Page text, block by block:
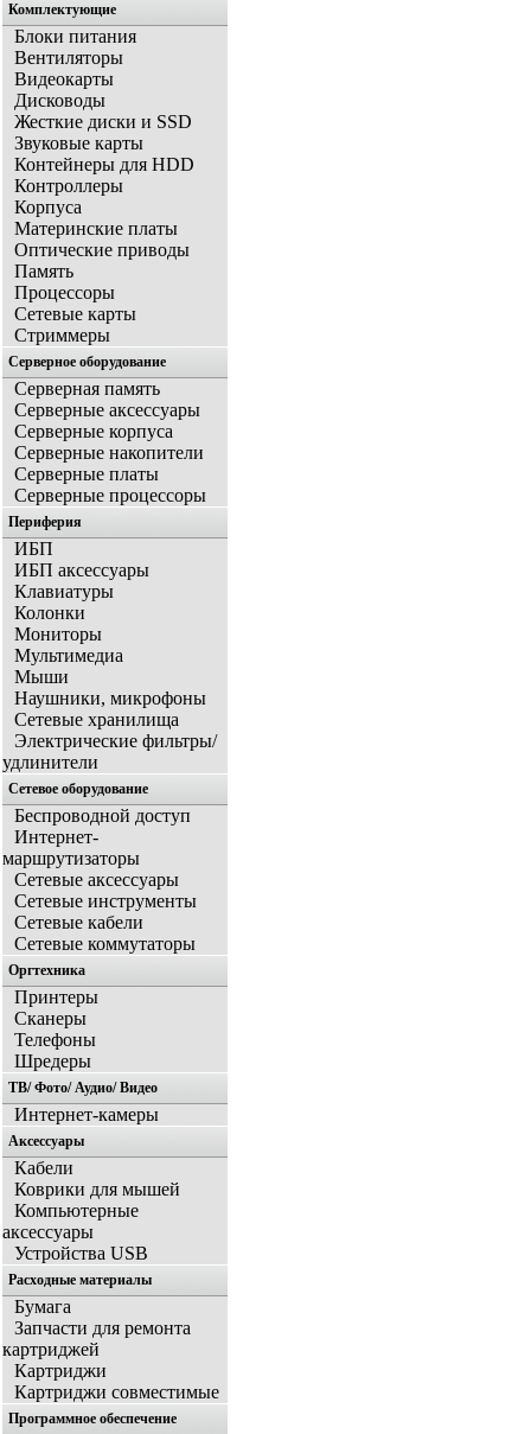
Комплектующие
Блоки питания
Вентиляторы
Видеокарты
Дисководы
Жесткие диски и SSD
Звуковые карты
Контейнеры для HDD
Контроллеры
Корпуса
Материнские платы
Оптические приводы
Память
Процессоры
Сетевые карты
Стриммеры
Серверное оборудование
Серверная память
Серверные аксессуары
Серверные корпуса
Серверные накопители
Серверные платы
Серверные процессоры
Периферия
ИБП
ИБП аксессуары
Клавиатуры
Колонки
Мониторы
Мультимедиа
Мыши
Наушники, микрофоны
Сетевые хранилища
Электрические фильтры/
удлинители
Сетевое оборудование
Беспроводной доступ
Интернет-
маршрутизаторы
Сетевые аксессуары
Сетевые инструменты
Сетевые кабели
Сетевые коммутаторы
Оргтехника
Принтеры
Сканеры
Телефоны
Шредеры
ТВ/ Фото/ Аудио/ Видео
Интернет-камеры
Аксессуары
Кабели
Коврики для мышей
Компьютерные
аксессуары
Устройства USB
Расходные материалы
Бумага
Запчасти для ремонта
картриджей
Картриджи
Картриджи совместимые
Программное обеспечение